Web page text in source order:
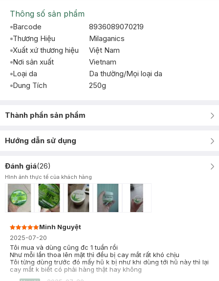
Thông số sản phẩm
Barcode
8936089070219
Thương Hiệu
Milaganics
Xuất xứ thương hiệu
Việt Nam
Nơi sản xuất
Vietnam
Loại da
Da thường/Mọi loại da
Dung Tích
250g
Thành phần sản phẩm
Hướng dẫn sử dụng
Đánh giá(26)
Hình ảnh thực tế của khách hàng
Minh Nguyệt
2025-07-20
Tôi mua và dùng cũng đc 1 tuần rồi
Như mỗi lần thoa lên mặt thì đều bị cay mắt rất khó chịu
Tôi từng dùng trước đó mấy hũ k bị như khi dùng tới hũ này thì lại
cay mắt k biết có phải hàng thật hay không